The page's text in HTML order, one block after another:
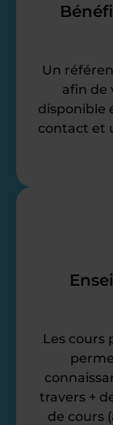
Un
afin de
disponible
contact et
Les cours
travers +
de cours